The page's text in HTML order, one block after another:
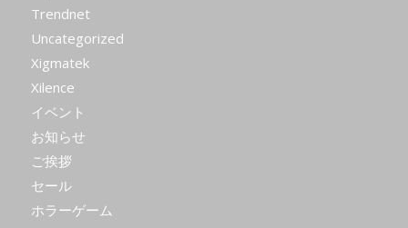
Trendnet
Uncategorized
Xigmatek
Xilence
イベント
お知らせ
ご挨拶
セール
ホラーゲーム